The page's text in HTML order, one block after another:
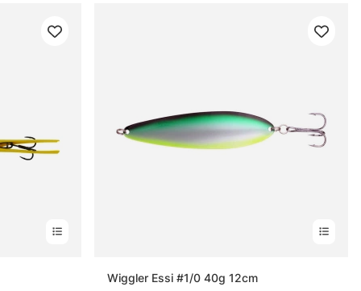
Wiggler Essi #1/0 40g 12cm